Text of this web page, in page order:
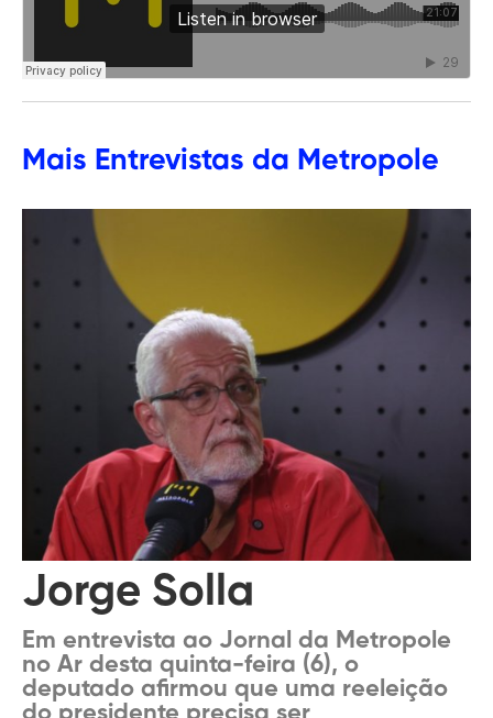
Mais Entrevistas da Metropole
Jorge Solla
Em entrevista ao Jornal da Metropole
no Ar desta quinta-feira (6), o
deputado afirmou que uma reeleição